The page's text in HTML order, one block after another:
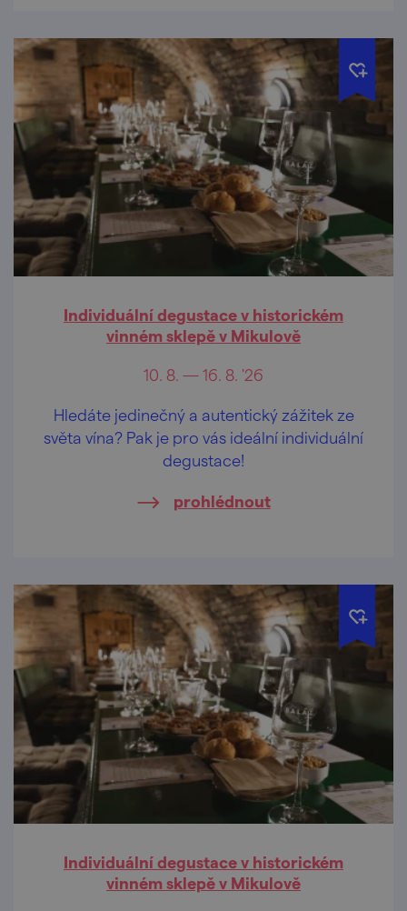
Individuální degustace v historickém
vinném sklepě v Mikulově
10. 8. — 16. 8. '26
Hledáte jedinečný a autentický zážitek ze
světa vína? Pak je pro vás ideální individuální
degustace!
prohlédnout
Individuální degustace v historickém
vinném sklepě v Mikulově